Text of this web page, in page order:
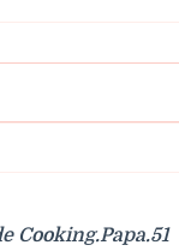
Cooking.Papa.51